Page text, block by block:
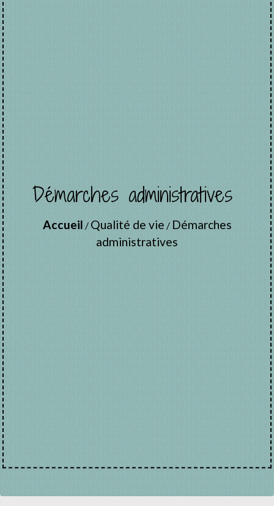
Démarches administratives
Accueil / Qualité de vie / Démarches
administratives